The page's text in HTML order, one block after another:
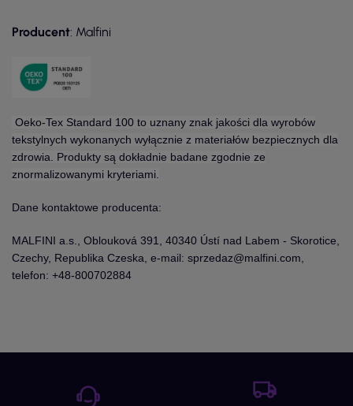
Producent: Malfini
Oeko-Tex Standard 100 to uznany znak jakości dla wyrobów
tekstylnych wykonanych wyłącznie z materiałów bezpiecznych dla
zdrowia. Produkty są dokładnie badane zgodnie ze
znormalizowanymi kryteriami.
Dane kontaktowe producenta:
MALFINI a.s., Oblouková 391, 40340 Ústí nad Labem - Skorotice,
Czechy, Republika Czeska, e-mail: sprzedaz@malfini.com,
telefon: +48-800702884